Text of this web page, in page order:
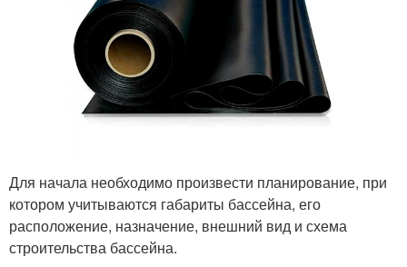
Для начала необходимо произвести планирование, при
котором учитываются габариты бассейна, его
расположение, назначение, внешний вид и схема
строительства бассейна.